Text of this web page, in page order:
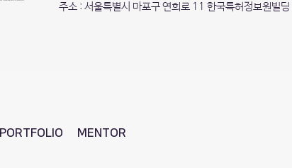
주소 : 서울특별시 마포구 연희로 11 한국특허정보원빌
PORTFOLIO MENTOR